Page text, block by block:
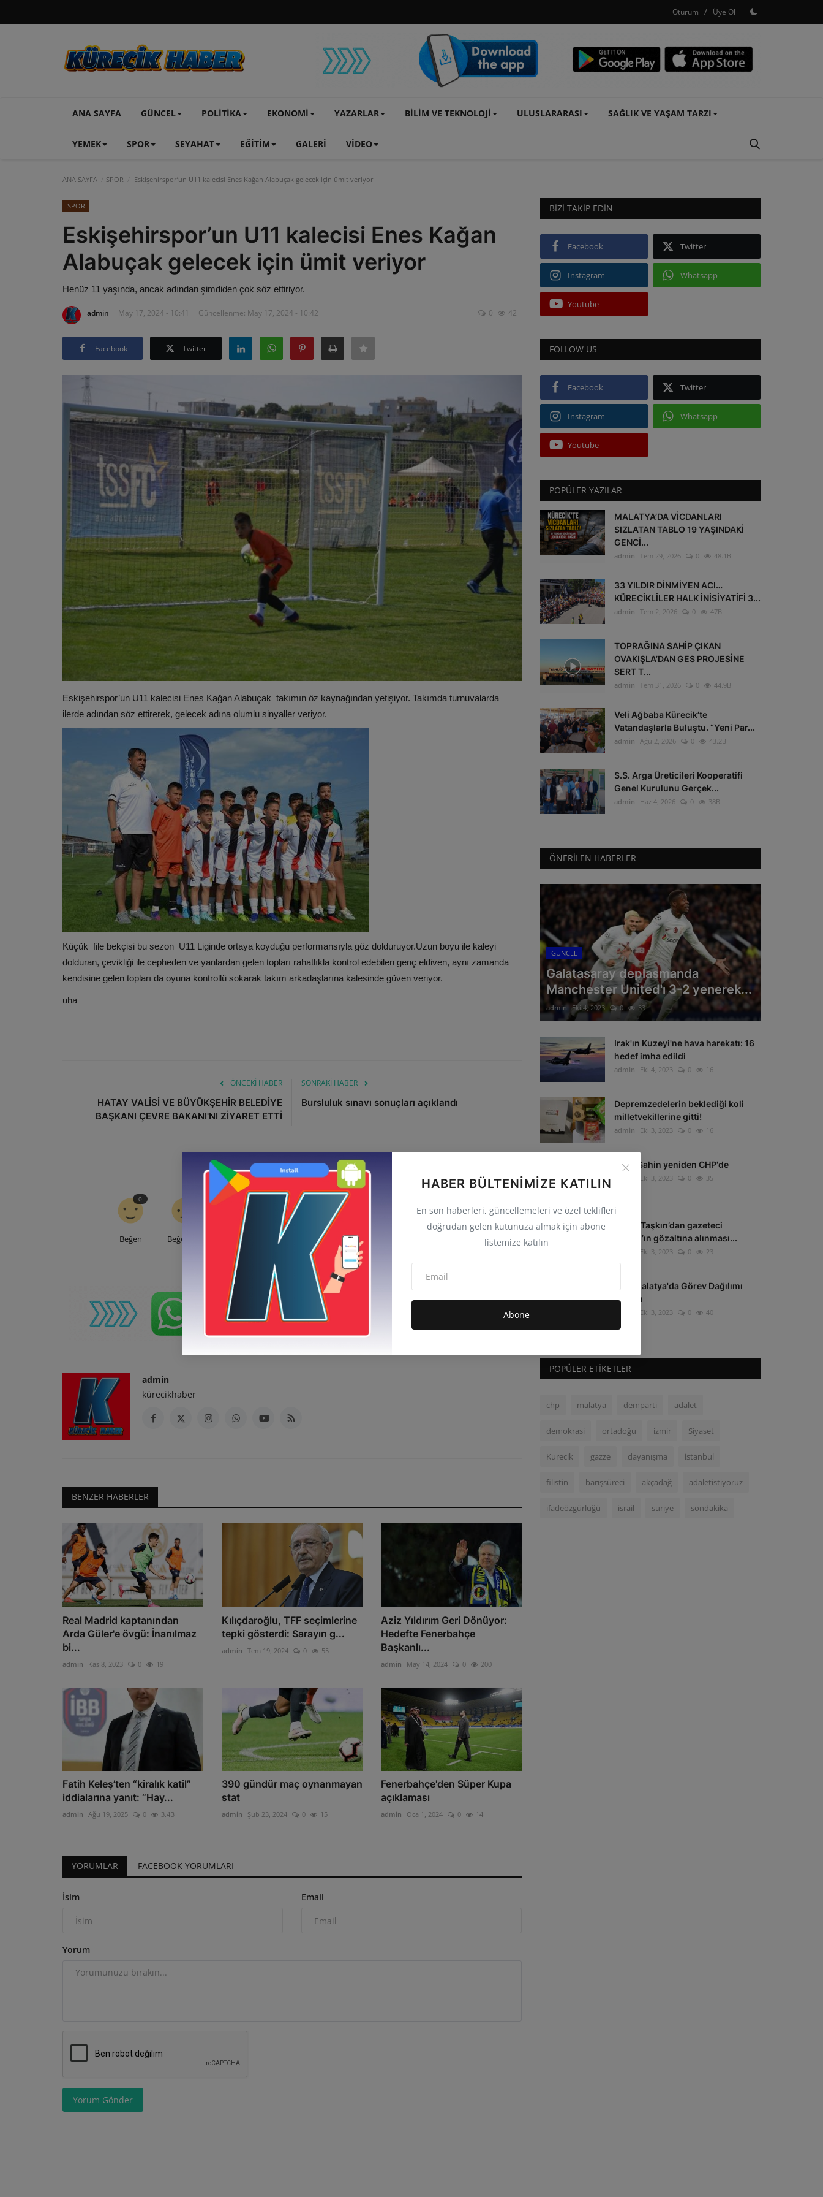
Oturum / Üye Ol
ANA SAYFA GÜNCEL POLİTİKA EKONOMİ YAZARLAR BİLİM VE TEKNOLOJİ ULUSLARARASI SAĞLIK VE YAŞAM TARZI
YEMEK SPOR SEYAHAT EĞİTİM GALERİ VİDEO
HABER BÜLTENIMIZE KATILIN
En son haberleri, güncellemeleri ve özel teklifleri
doğrudan gelen kutunuza almak için abone
listemize katılın
Abone
ANA SAYFA SPOR Eskişehirspor’un U11 kalecisi Enes Kağan Alabuçak gelecek için ümit veriyor
SPOR
Eskişehirspor’un U11 kalecisi Enes Kağan
Alabuçak gelecek için ümit veriyor
Henüz 11 yaşında, ancak adından şimdiden çok söz ettiriyor.
admin May 17, 2024 - 10:41 Güncellenme: May 17, 2024 - 10:42 0 42
Facebook Twitter
Eskişehirspor’un U11 kalecisi Enes Kağan Alabuçak takımın öz kaynağından yetişiyor. Takımda turnuvalarda
ilerde adından söz ettirerek, gelecek adına olumlu sinyaller veriyor.
Küçük file bekçisi bu sezon U11 Liginde ortaya koyduğu performansıyla göz dolduruyor.Uzun boyu ile kaleyi
dolduran, çevikliği ile cepheden ve yanlardan gelen topları rahatlıkla kontrol edebilen genç eldiven, aynı zamanda
kendisine gelen topları da oyuna kontrollü sokarak takım arkadaşlarına kalesinde güven veriyor.
uha
ÖNCEKI HABER
HATAY VALİSİ VE BÜYÜKŞEHİR BELEDİYE
BAŞKANI ÇEVRE BAKANI'NI ZİYARET ETTİ
SONRAKI HABER
Bursluluk sınavı sonuçları açıklandı
Beğen
0
Beğenme Sevgi
0
Eğlenceli
0
Sinirli
admin
kürecikhaber
BENZER HABERLER
Real Madrid kaptanından
Arda Güler'e övgü: İnanılmaz
bi...
admin Kas 8, 2023 0 19
Kılıçdaroğlu, TFF seçimlerine
tepki gösterdi: Sarayın g...
admin Tem 19, 2024 0 55
Aziz Yıldırım Geri Dönüyor:
Hedefte Fenerbahçe
Başkanlı...
admin May 14, 2024 0 200
Fatih Keleş’ten “kiralık katil”
iddialarına yanıt: “Hay...
admin Ağu 19, 2025 0 3.4B
390 gündür maç oynanmayan
stat
admin Şub 23, 2024 0 15
Fenerbahçe'den Süper Kupa
açıklaması
admin Oca 1, 2024 0 14
YORUMLAR FACEBOOK YORUMLARI
İsim Email
Yorum
Yorum Gönder
BIZI TAKIP EDIN
Facebook Twitter
Instagram Whatsapp
Youtube
FOLLOW US
Facebook Twitter
Instagram Whatsapp
Youtube
POPÜLER YAZILAR
MALATYA’DA VİCDANLARI
SIZLATAN TABLO 19 YAŞINDAKİ
GENCİ...
admin Tem 29, 2026 0 48.1B
33 YILDIR DİNMİYEN ACI…
KÜRECİKLİLER HALK İNİSİYATİFİ 3...
admin Tem 2, 2026 0 47B
TOPRAĞINA SAHİP ÇIKAN
OVAKIŞLA’DAN GES PROJESİNE
SERT T...
admin Tem 31, 2026 0 44.9B
Veli Ağbaba Kürecik’te
Vatandaşlarla Buluştu. “Yeni Par...
admin Ağu 2, 2026 0 43.2B
S.S. Arga Üreticileri Kooperatifi
Genel Kurulunu Gerçek...
admin Haz 4, 2026 0 38B
ÖNERILEN HABERLER
GÜNCEL
Galatasaray deplasmanda
Manchester United'ı 3-2 yenerek...
admin Eki 4, 2023 0 33
Irak'ın Kuzeyi'ne hava harekatı: 16
hedef imha edildi
admin Eki 4, 2023 0 16
Depremzedelerin beklediği koli
milletvekillerine gitti!
admin Eki 3, 2023 0 16
Tahir Şahin yeniden CHP'de
Eki 3, 2023 0 35
CHP’li Taşkın’dan gazeteci
Arslan’ın gözaltına alınması...
Eki 3, 2023 0 23
CHP Malatya'da Görev Dağılımı
Yapıldı
Eki 3, 2023 0 40
POPÜLER ETIKETLER
chp malatya demparti adalet
demokrasi ortadoğu izmir Siyaset
Kurecik gazze dayanışma istanbul
filistin barışsüreci akçadağ adaletistiyoruz
ifadeözgürlüğü israil suriye sondakika